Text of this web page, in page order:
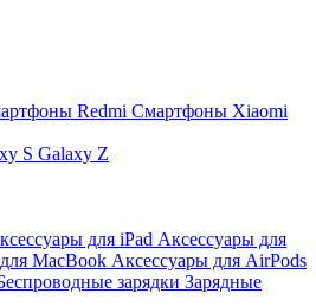
Redmi Смартфоны Xiaomi
S Galaxy Z
для iPad Аксессуары для
MacBook Аксессуары для AirPods
зарядки Зарядные